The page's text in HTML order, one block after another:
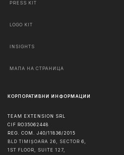
PRESS KIT
LOGO KIT
INSIGHTS
МАПА НА СТРАНИЦА
КОРПОРАТИВНИ ИНФОРМАЦИИ
TEAM EXTENSION SRL
CIF RO35062448
REG. COM. J40/11836/2015
BLD TIMIȘOARA 26, SECTOR 6,
1ST FLOOR, SUITE 127,